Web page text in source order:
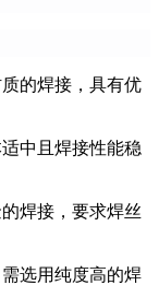
的焊接，具有优
中且焊接性能稳
焊接，要求焊丝
选用纯度高的焊